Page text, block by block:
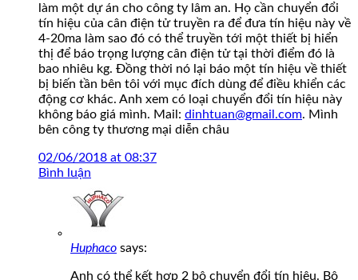
làm một dự án cho công ty lâm an. Họ cần chuyển đổi
tín hiệu của cân điện tử truyền ra để đưa tín hiệu này về
4-20ma làm sao đó có thể truyền tới một thiết bị hiển
thị để báo trọng lượng cân điện tử tại thời điểm đó là
bao nhiêu kg. Đồng thời nó lại báo một tín hiệu về thiết
bị biến tần bên tôi với mục đích dùng để điều khiển các
động cơ khác. Anh xem có loại chuyển đổi tín hiệu này
không báo giá mình. Mail: dinhtuan@gmail.com. Mình
bên công ty thương mại diễn châu
02/06/2018 at 08:37
Bình luận
Huphaco says:
Anh có thể kết hợp 2 bộ chuyển đổi tín hiệu. Bộ